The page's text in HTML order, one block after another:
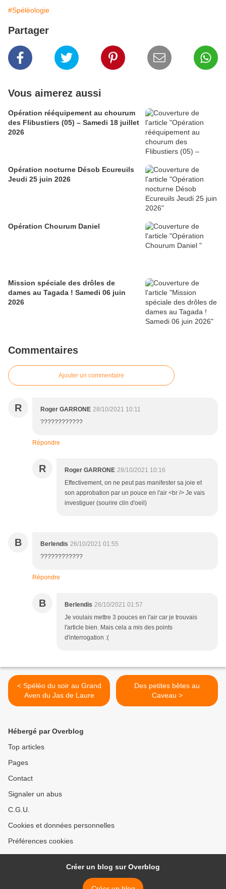
#Spéléologie
Partager
Vous aimerez aussi
Opération rééquipement au chourum
des Flibustiers (05) – Samedi 18 juillet
2026
Opération nocturne Désob Ecureuils
Jeudi 25 juin 2026
Opération Chourum Daniel
Mission spéciale des drôles de
dames au Tagada ! Samedi 06 juin
2026
Commentaires
Ajouter un commentaire
R Roger GARRONE 28/10/2021 10:11
????????????
Répondre
R Roger GARRONE 28/10/2021 10:16
Effectivement, on ne peut pas manifester sa joie et
son approbation par un pouce en l'air <br /> Je vais
investiguer (sourire clin d'oeil)
B Berlendis 26/10/2021 01:55
????????????
Répondre
B Berlendis 26/10/2021 01:57
Je voulais mettre 3 pouces en l'air car je trouvais
l'article bien. Mais cela a mis des points
d'interrogation :(
< Spéléo du soir au Grand
Aven du Jas de Laure
Des petites bêtes au
Caveau >
Hébergé par Overblog
Top articles
Pages
Contact
Signaler un abus
C.G.U.
Cookies et données personnelles
Préférences cookies
Créer un blog sur Overblog